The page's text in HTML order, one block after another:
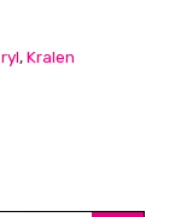
,Kralen